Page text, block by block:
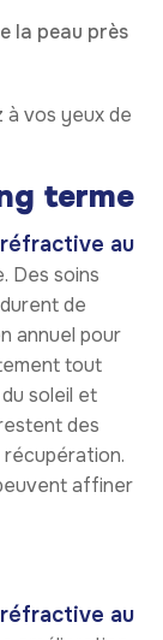
la peau près
vos yeux de
terme
au
Des soins
de
annuel pour
tout
soleil et
des
récupération.
affiner
au